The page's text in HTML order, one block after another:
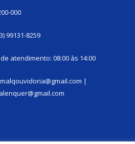
000
99131-8259
atendimento: 08:00 às 14:00
|